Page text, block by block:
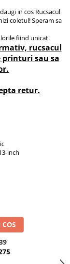
in cos Rucsacul
coletul! Speram sa
fiind unicat.
rucsacul
sau sa
retur.
inch